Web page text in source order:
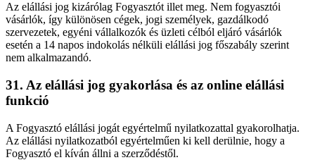
Az elállási jog kizárólag Fogyasztót illet meg. Nem fogyasztói
vásárlók, így különösen cégek, jogi személyek, gazdálkodó
szervezetek, egyéni vállalkozók és üzleti célból eljáró vásárlók
esetén a 14 napos indokolás nélküli elállási jog főszabály szerint
nem alkalmazandó.
31. Az elállási jog gyakorlása és az online elállási
funkció
A Fogyasztó elállási jogát egyértelmű nyilatkozattal gyakorolhatja.
Az elállási nyilatkozatból egyértelműen ki kell derülnie, hogy a
Fogyasztó el kíván állni a szerződéstől.